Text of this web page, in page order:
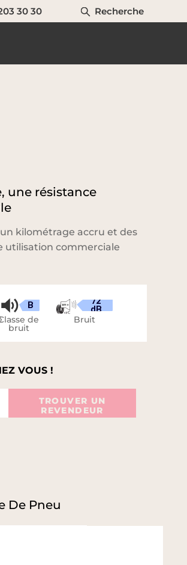
30 30 Recherche
une résistance
kilométrage accru et des
utilisation commerciale
B
de
bruit
72
dB
Bruit
VOUS !
TROUVER UN
REVENDEUR
De Pneu